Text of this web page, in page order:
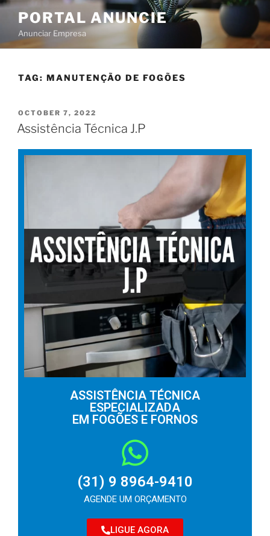
PORTAL ANUNCIE
Anunciar Empresa
TAG: MANUTENÇÃO DE FOGÕES
OCTOBER 7, 2022
Assistência Técnica J.P
ASSISTÊNCIA TÉCNICA
ESPECIALIZADA
EM FOGÕES E FORNOS
(31) 9 8964-9410
AGENDE UM ORÇAMENTO
LIGUE AGORA